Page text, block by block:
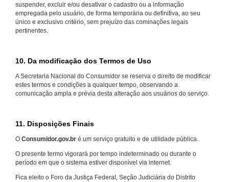
suspender, excluir e/ou desativar o cadastro ou a informação
empregada pelo usuário, de forma temporária ou definitiva, ao seu
único e exclusivo critério, sem prejuízo das cominações legais
pertinentes.
10. Da modificação dos Termos de Uso
A Secretaria Nacional do Consumidor se reserva o direito de modificar
estes termos e condições a qualquer tempo, observando a
comunicação ampla e prévia desta alteração aos usuários do serviço.
11. Disposições Finais
O Consumidor.gov.br é um serviço gratuito e de utilidade pública.
O presente termo vigorará por tempo indeterminado ou durante o
período em que o sistema estiver disponível via internet.
Fica eleito o Foro da Justiça Federal, Seção Judiciária do Distrito